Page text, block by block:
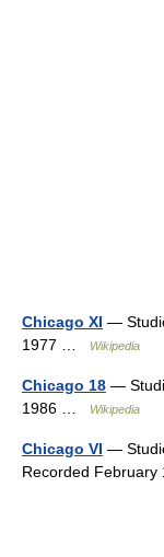
Chicago XI —
1977 …
Wikipedia
Chicago 18 —
1986 …
Wikipedia
Chicago VI —
Recorded